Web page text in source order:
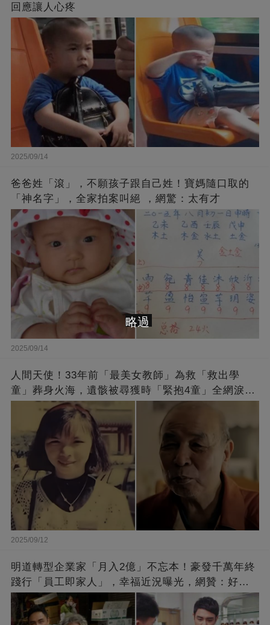
回應讓人心疼
2025/09/14
爸爸姓「滾」，不願孩子跟自己姓！寶媽隨口取的
「神名字」，全家拍案叫絕 ，網驚：太有才
2025/09/14
人間天使！33年前「最美女教師」為救「救出學
童」葬身火海，遺骸被尋獲時「緊抱4童」全網淚
崩：真正的英雄不該被遺忘
2025/09/12
明道轉型企業家「月入2億」不忘本！豪發千萬年終
踐行「員工即家人」，幸福近況曝光，網贊：好老
闆的福報
略過